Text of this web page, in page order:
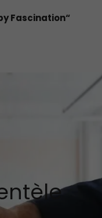
Fascination“